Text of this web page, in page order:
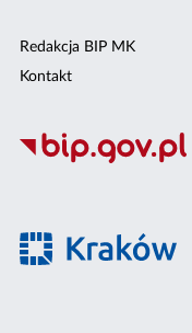
Redakcja BIP MK
Kontakt